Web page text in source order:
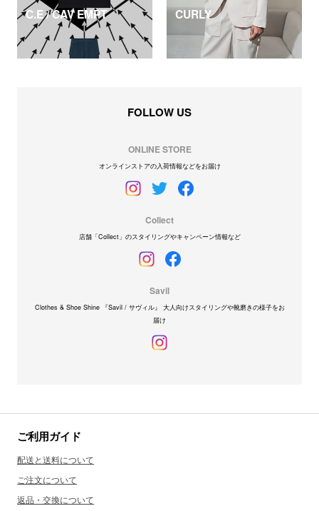
C.E / CAV EMPT CURLY
FOLLOW US
ONLINE STORE
オンラインストアの入荷情報などをお届け
Collect
店舗「Collect」のスタイリングやキャンペーン情報など
Savil
Clothes & Shoe Shine 『Savil / サヴィル』 大人向けスタイリングや靴磨きの様子をお
届け
ご利用ガイド
配送と送料について
ご注文について
返品・交換について